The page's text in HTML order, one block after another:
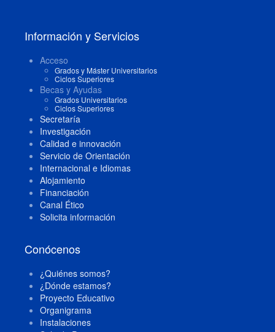
Información y Servicios
Acceso
Grados y Máster Universitarios
Ciclos Superiores
Becas y Ayudas
Grados Universitarios
Ciclos Superiores
Secretaría
Investigación
Calidad e innovación
Servicio de Orientación
Internacional e Idiomas
Alojamiento
Financiación
Canal Ético
Solicita información
Conócenos
¿Quiénes somos?
¿Dónde estamos?
Proyecto Educativo
Organigrama
Instalaciones